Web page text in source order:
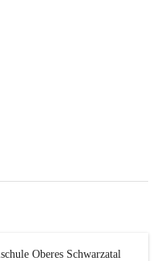
Oberes Schwarzatal